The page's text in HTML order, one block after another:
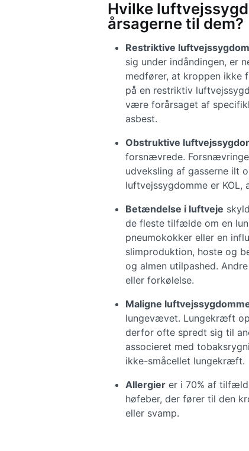
Hvilke
årsagerne til dem?
Restriktive
sig under indåndingen, er
medfører, at kroppen ikke
på en restriktiv
være forårsaget af
asbest.
Obstruktive
forsnævrede.
udveksling af gasserne ilt
luftvejssygdomme er KOL,
Betændelse i luftveje
de fleste tilfælde om en
pneumokokker eller en
slimproduktion, hoste og
og almen utilpashed.
eller forkølelse.
Maligne
lungevævet. Lungekræft
derfor ofte spredt sig til
associeret med
ikke-småcellet lungekræft.
Allergier er i 70% af
høfeber, der fører til den
eller svamp.